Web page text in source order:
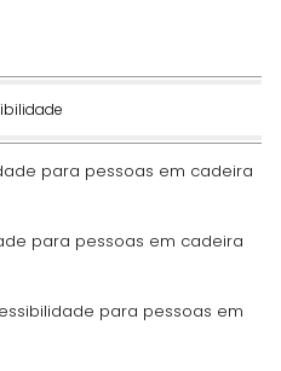
para pessoas em cadeira
para pessoas em cadeira
para pessoas em